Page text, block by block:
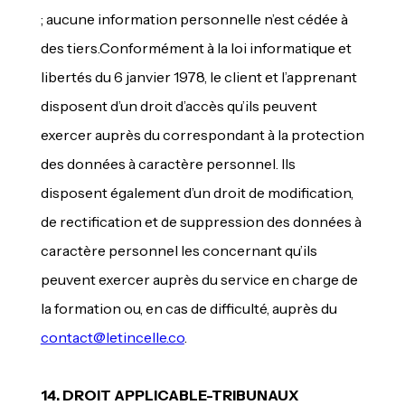
; aucune information personnelle n’est cédée à
des tiers.Conformément à la loi informatique et
libertés du 6 janvier 1978, le client et l’apprenant
disposent d’un droit d’accès qu’ils peuvent
exercer auprès du correspondant à la protection
des données à caractère personnel. Ils
disposent également d’un droit de modification,
de rectification et de suppression des données à
caractère personnel les concernant qu’ils
peuvent exercer auprès du service en charge de
la formation ou, en cas de difficulté, auprès du
contact@letincelle.co.
14. DROIT APPLICABLE-TRIBUNAUX